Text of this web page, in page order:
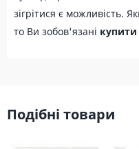
зігрітися є можливість.
то Ви зобов'язані купити
Подібні товари